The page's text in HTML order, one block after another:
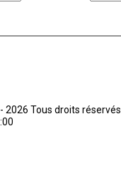
Tous droits réservés